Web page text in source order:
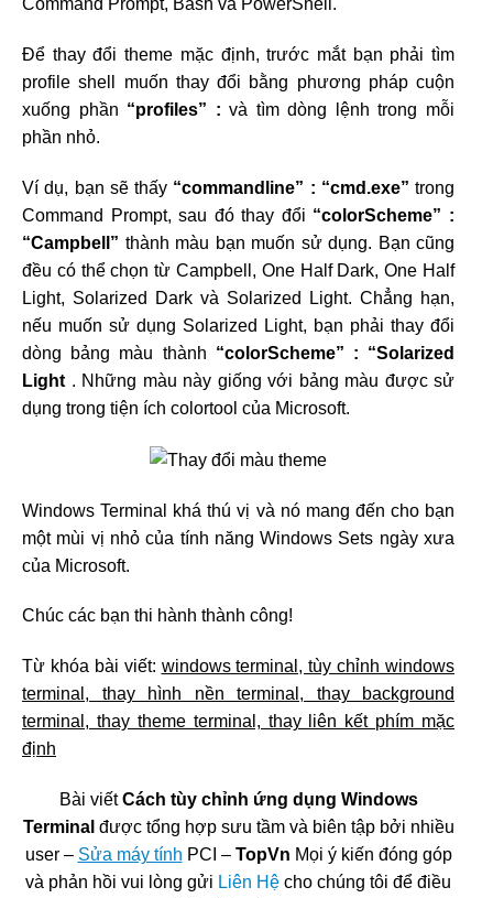
Command Prompt, Bash và PowerShell.
Để thay đổi theme mặc định, trước mắt bạn phải tìm
profile shell muốn thay đổi bằng phương pháp cuộn
xuống phần “profiles” :và tìm dòng lệnh trong mỗi
phần nhỏ.
Ví dụ, bạn sẽ thấy “commandline” : “cmd.exe” trong
Command Prompt, sau đó thay đổi “colorScheme” :
“Campbell” thành màu bạn muốn sử dụng. Bạn cũng
đều có thể chọn từ Campbell, One Half Dark, One Half
Light, Solarized Dark và Solarized Light. Chẳng hạn,
nếu muốn sử dụng Solarized Light, bạn phải thay đổi
dòng bảng màu thành “colorScheme” : “Solarized
Light . Những màu này giống với bảng màu được sử
dụng trong tiện ích colortool của Microsoft.
Windows Terminal khá thú vị và nó mang đến cho bạn
một mùi vị nhỏ của tính năng Windows Sets ngày xưa
của Microsoft.
Chúc các bạn thi hành thành công!
Từ khóa bài viết: windows terminal, tùy chỉnh windows
terminal, thay hình nền terminal, thay background
terminal, thay theme terminal, thay liên kết phím mặc
định
Bài viếtCách tùy chỉnh ứng dụng Windows
Terminal được tổng hợp sưu tầm và biên tập bởi nhiều
user – Sửa máy tính PCI – TopVn Mọi ý kiến đóng góp
và phản hồi vui lòng gửi Liên Hệ cho chúng tôi để điều